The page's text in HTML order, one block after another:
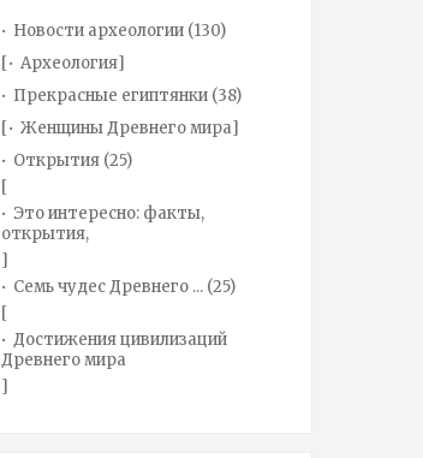
Новости археологии (130)
[
Археология]
Прекрасные египтянки (38)
[
Женщины Древнего мира]
Открытия (25)
[
Это интересно: факты,
открытия,
]
Семь чудес Древнего ... (25)
[
Достижения цивилизаций
Древнего мира
]